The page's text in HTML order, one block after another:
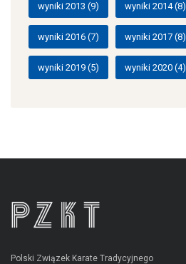
wyniki 2013 (9) wyniki 2014(8)
wyniki 2016 (7) wyniki 2017 (8)
wyniki 2019 (5) wyniki 2020 (4)
Polski Związek Karate Tradycyjnego